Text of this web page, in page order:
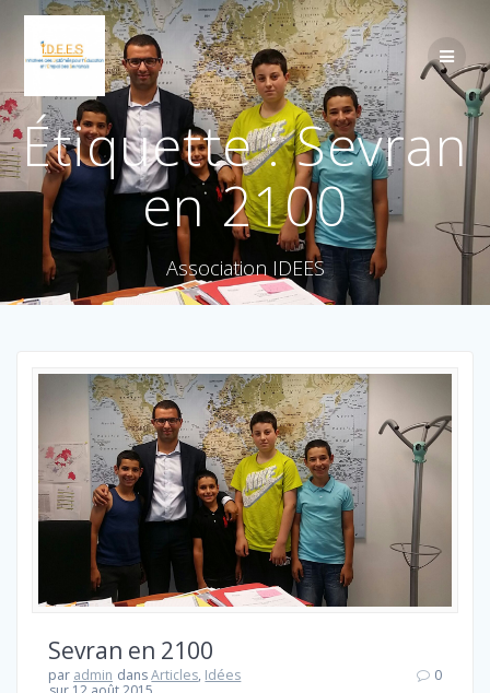
Étiquette :Sevran
en 2100
Association IDEES
Sevran en 2100
par admin dansArticles, Idées
0